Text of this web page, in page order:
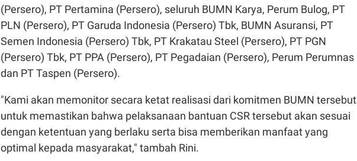
(Persero), PT Pertamina (Persero), seluruh BUMN Karya, Perum Bulog, PT
PLN (Persero), PT Garuda Indonesia (Persero) Tbk, BUMN Asuransi, PT
Semen Indonesia (Persero) Tbk, PT Krakatau Steel (Persero), PT PGN
(Persero) Tbk, PT PPA (Persero), PT Pegadaian (Persero), Perum Perumnas
dan PT Taspen (Persero).
"Kami akan memonitor secara ketat realisasi dari komitmen BUMN tersebut
untuk memastikan bahwa pelaksanaan bantuan CSR tersebut akan sesuai
dengan ketentuan yang berlaku serta bisa memberikan manfaat yang
optimal kepada masyarakat," tambah Rini.